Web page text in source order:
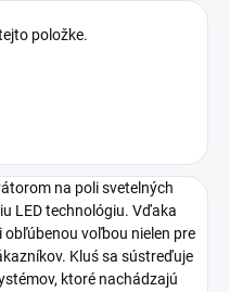
položke.
na poli svetelných
LED technológiu. Vďaka
voľbou nielen pre
Kluś sa sústreďuje
ktoré nachádzajú